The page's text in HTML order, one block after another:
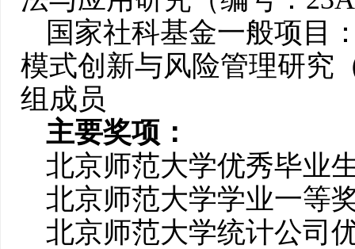
国家社科基金一般项目
模式创新与风险管理研究
组成员
主要奖项：
北京师范大学优秀毕业
北京师范大学学业一等
北京师范大学统计公司